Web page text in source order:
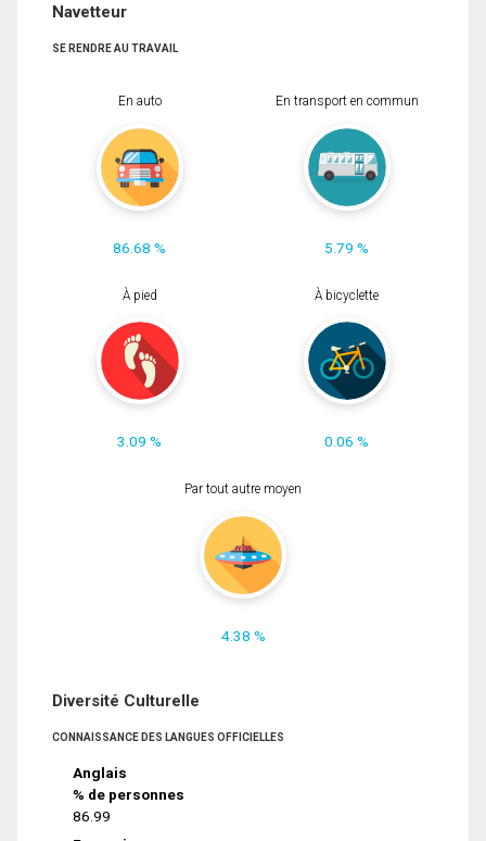
Navetteur
SE RENDRE AU TRAVAIL
En auto
86.68 %
En transport en commun
5.79 %
À pied
3.09 %
À bicyclette
0.06 %
Par tout autre moyen
4.38 %
Diversité Culturelle
CONNAISSANCE DES LANGUES OFFICIELLES
Anglais
% de personnes
86.99